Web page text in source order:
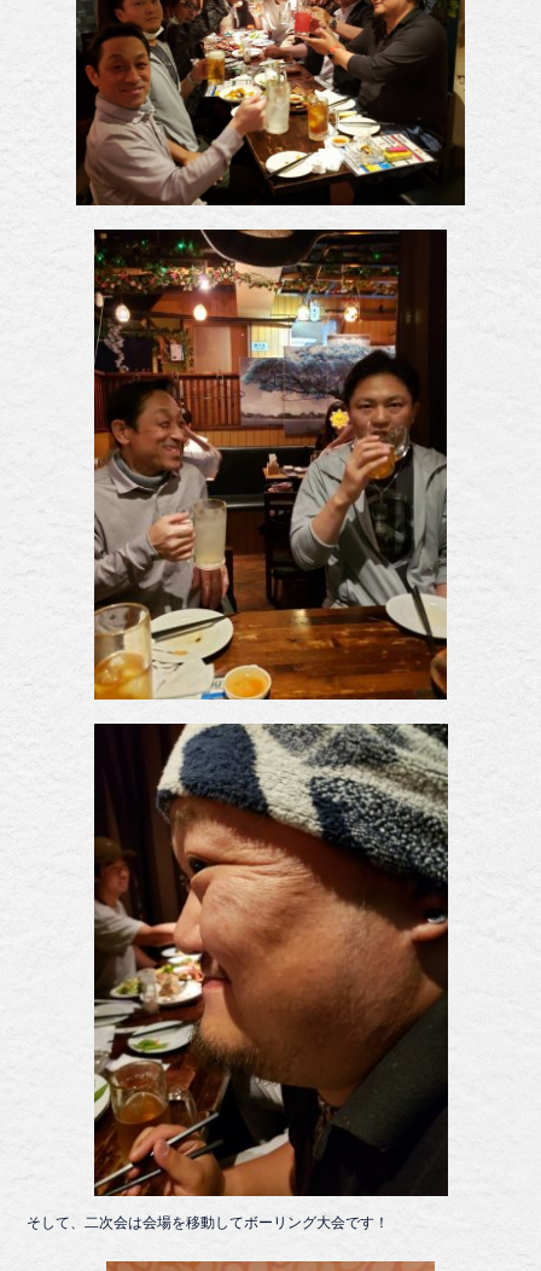
そして、二次会は会場を移動してボーリング大会です！